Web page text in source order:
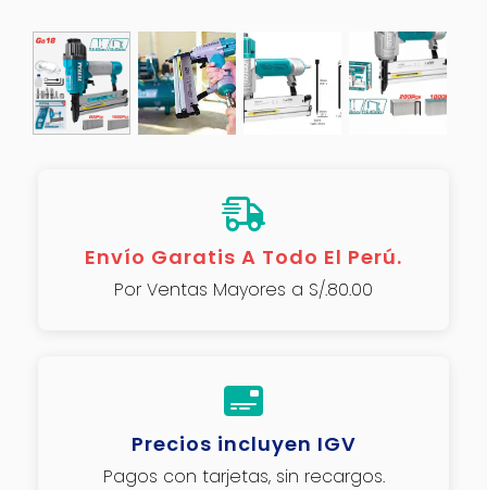
Envío Garatis A Todo El Perú.
Por Ventas Mayores a S/.80.00
Precios incluyen IGV
Pagos con tarjetas, sin recargos.